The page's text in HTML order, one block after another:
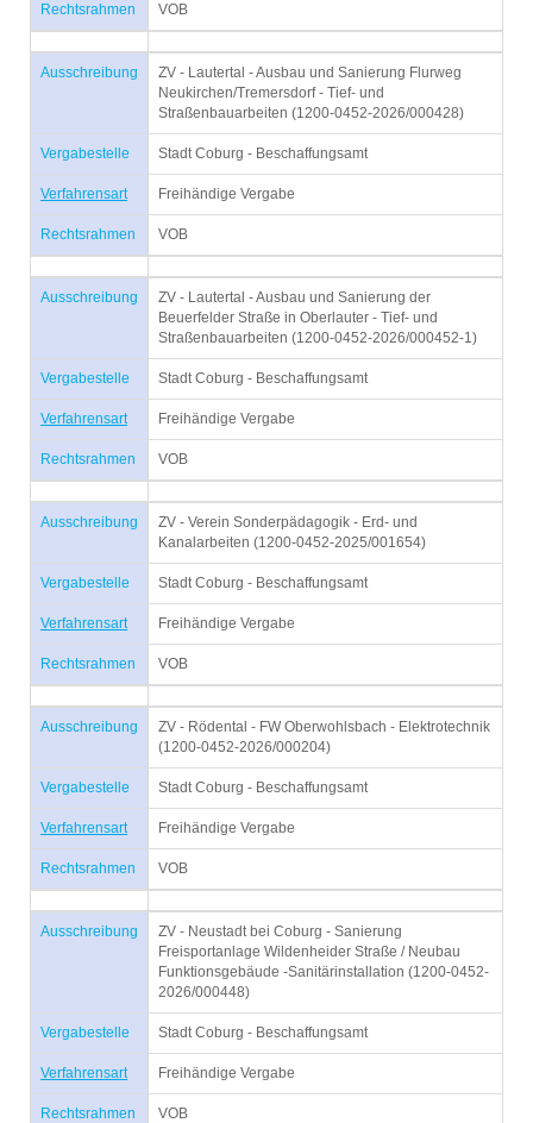
Rechtsrahmen VOB
Ausschreibung
ZV - Lautertal - Ausbau und Sanierung Flurweg
Neukirchen/Tremersdorf - Tief- und
Straßenbauarbeiten (1200-0452-2026/000428)
Vergabestelle Stadt Coburg - Beschaffungsamt
Verfahrensart Freihändige Vergabe
Rechtsrahmen VOB
Ausschreibung
ZV - Lautertal - Ausbau und Sanierung der
Beuerfelder Straße in Oberlauter - Tief- und
Straßenbauarbeiten (1200-0452-2026/000452-1)
Vergabestelle Stadt Coburg - Beschaffungsamt
Verfahrensart Freihändige Vergabe
Rechtsrahmen VOB
Ausschreibung
ZV - Verein Sonderpädagogik - Erd- und
Kanalarbeiten (1200-0452-2025/001654)
Vergabestelle Stadt Coburg - Beschaffungsamt
Verfahrensart Freihändige Vergabe
Rechtsrahmen VOB
Ausschreibung
ZV - Rödental - FW Oberwohlsbach - Elektrotechnik
(1200-0452-2026/000204)
Vergabestelle Stadt Coburg - Beschaffungsamt
Verfahrensart Freihändige Vergabe
Rechtsrahmen VOB
Ausschreibung
ZV - Neustadt bei Coburg - Sanierung
Freisportanlage Wildenheider Straße / Neubau
Funktionsgebäude -Sanitärinstallation (1200-0452-
2026/000448)
Vergabestelle Stadt Coburg - Beschaffungsamt
Verfahrensart Freihändige Vergabe
Rechtsrahmen VOB